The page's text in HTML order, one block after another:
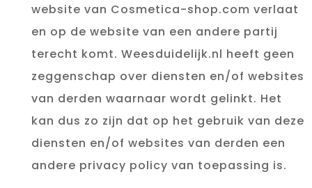
website van Cosmetica-shop.com verlaat
en op de website van een andere partij
terecht komt. Weesduidelijk.nl heeft geen
zeggenschap over diensten en/of websites
van derden waarnaar wordt gelinkt. Het
kan dus zo zijn dat op het gebruik van deze
diensten en/of websites van derden een
andere privacy policy van toepassing is.